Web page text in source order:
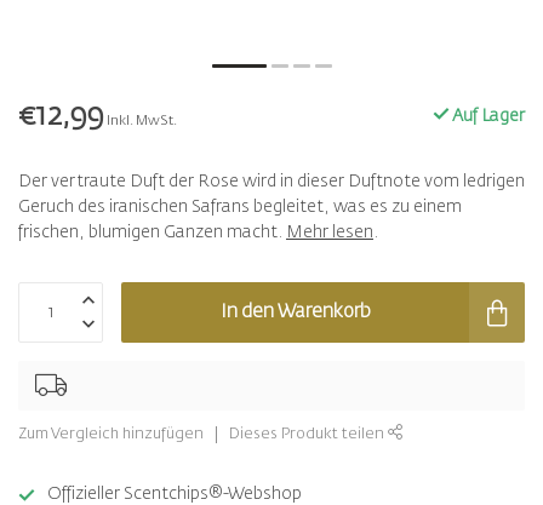
€12,99 Inkl. MwSt. Auf Lager
Der vertraute Duft der Rose wird in dieser Duftnote vom ledrigen
Geruch des iranischen Safrans begleitet, was es zu einem
frischen, blumigen Ganzen macht. Mehr lesen .
In den Warenkorb
Zum Vergleich hinzufügen Dieses Produkt teilen
Offizieller Scentchips®-Webshop